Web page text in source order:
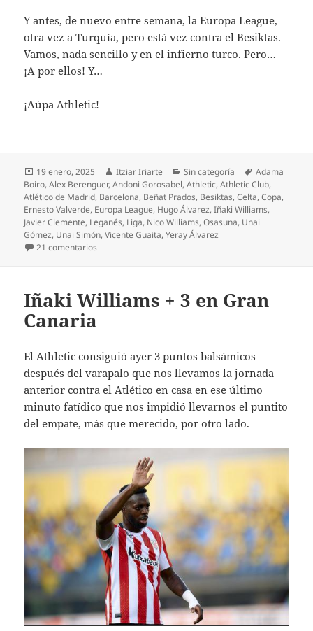
Y antes, de nuevo entre semana, la Europa League,
otra vez a Turquía, pero está vez contra el Besiktas.
Vamos, nada sencillo y en el infierno turco. Pero…
¡A por ellos! Y…
¡Aúpa Athletic!
Publicado
el
19 enero, 2025 Autor
Itziar Iriarte Categorías
Sin categoría Etiquetas
Adama
Boiro,Alex Berenguer,Andoni Gorosabel,Athletic,Athletic Club,
Atlético de Madrid, Barcelona, Beñat Prados, Besiktas,Celta,Copa,
Ernesto Valverde, Europa League, Hugo Álvarez,Iñaki Williams,
Javier Clemente, Leganés, Liga, Nico Williams,Osasuna, Unai
Gómez, Unai Simón,Vicente Guaita,Yeray Álvarez
21 comentarios
Iñaki Williams + 3 en Gran
Canaria
El Athletic consiguió ayer 3 puntos balsámicos
después del varapalo que nos llevamos la jornada
anterior contra el Atlético en casa en ese último
minuto fatídico que nos impidió llevarnos el puntito
del empate, más que merecido, por otro lado.